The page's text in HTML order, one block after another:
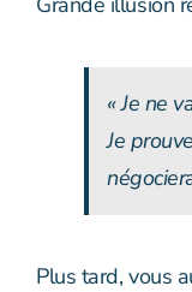
« Je ne
Je
Plus tard, vous